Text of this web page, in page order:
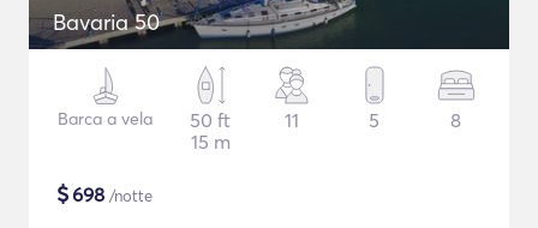
Bavaria 50
Barca a vela
50 ft
15 m
11 5 8
$698 /notte